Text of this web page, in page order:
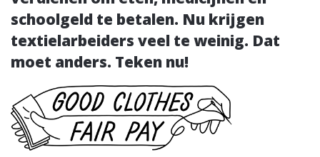
schoolgeld te betalen. Nu krijgen
textielarbeiders veel te weinig. Dat
moet anders. Teken nu!